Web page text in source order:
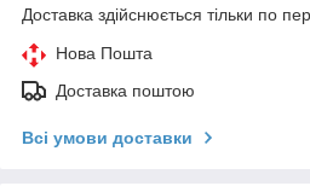
Доставка здійснюється тільки по
Нова Пошта
Доставка поштою
Всі умови доставки